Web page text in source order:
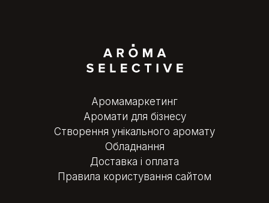
Аромамаркетинг
Аромати для бізнесу
Створення унікального аромату
Обладнання
Доставка і оплата
Правила користування сайтом